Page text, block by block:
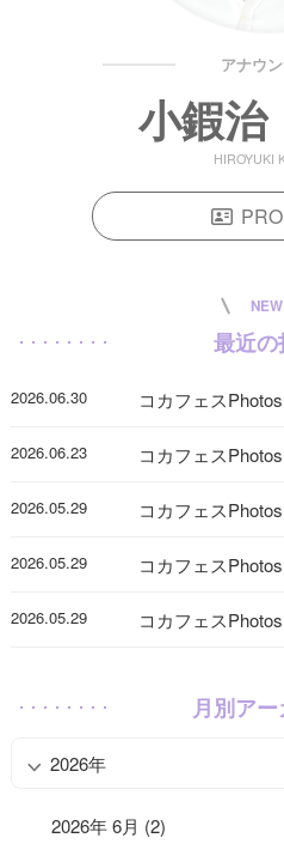
アナウ
小鍜
HIROYUKI
NEW
最近
2026.06.30 コカフェス
2026.06.23 コカフェス
2026.05.29 コカフェス
2026.05.29 コカフェス
2026.05.29 コカフェス
月別ア
2026年
2026年 6月 (2)